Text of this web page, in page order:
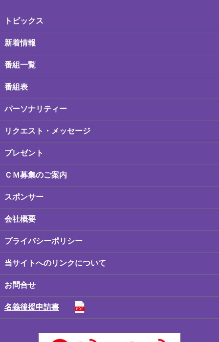
トピックス
新着情報
番組一覧
番組表
パーソナリティー
リクエスト・メッセージ
プレゼント
ＣＭ募集のご案内
スポンサー
会社概要
プライバシーポリシー
当サイトへのリンクについて
お問合せ
名義後援申請書